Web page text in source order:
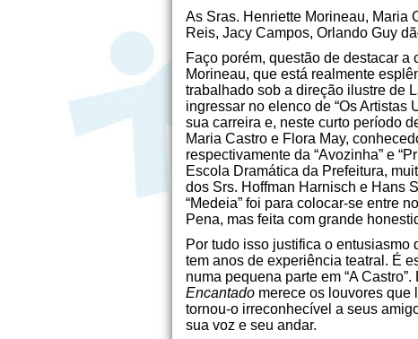
As Sras. Henriette Morineau, Maria
Reis, Jacy Campos, Orlando Guy
Faço porém, questão de destacar a
Morineau, que está realmente
trabalhado sob a direção ilustre de
ingressar no elenco de “Os Artistas
sua carreira e, neste curto período
Maria Castro e Flora May,
respectivamente da “Avozinha” e
Escola Dramática da Prefeitura,
dos Srs. Hoffman Harnisch e Hans
“Medeia” foi para colocar-se entre
Pena, mas feita com grande
Por tudo isso justifica o entusiasmo
tem anos de experiência teatral. É
numa pequena parte em “A
Encantado merece os louvores que
tornou-o irreconhecível a seus
sua voz e seu andar.